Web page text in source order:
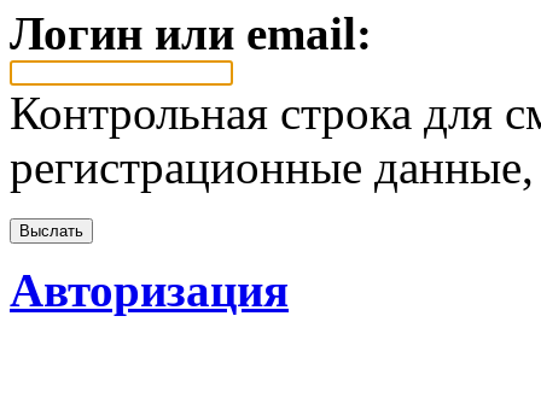
Логин или email:
Контрольная строка для
регистрационные
Авторизация